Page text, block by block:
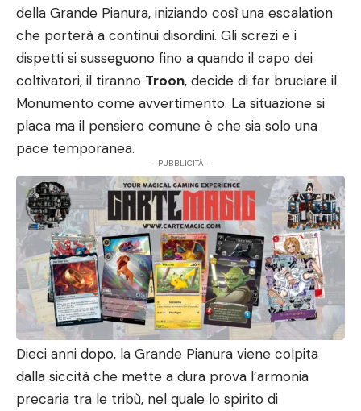
della Grande Pianura, iniziando così una escalation
che porterà a continui disordini. Gli screzi e i
dispetti si susseguono fino a quando il capo dei
coltivatori, il tiranno Troon, decide di far bruciare il
Monumento come avvertimento. La situazione si
placa ma il pensiero comune è che sia solo una
pace temporanea.
- PUBBLICITÀ -
Dieci anni dopo, la Grande Pianura viene colpita
dalla siccità che mette a dura prova l’armonia
precaria tra le tribù, nel quale lo spirito di